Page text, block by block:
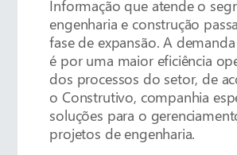
Informação que atende o
engenharia e construção
fase de expansão. A
é por uma maior eficiência
dos processos do setor, de
o Construtivo, companhia
soluções para o
projetos de engenharia.